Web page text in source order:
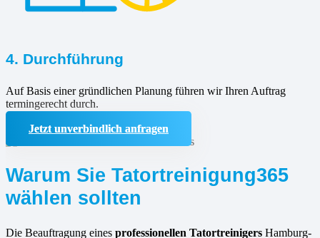
4. Durchführung
Auf Basis einer gründlichen Planung führen wir Ihren Auftrag
termingerecht durch.
Jetzt unverbindlich anfragen
Warum Sie Tatortreinigung365
wählen sollten
Die Beauftragung eines professionellen Tatortreinigers Hamburg-